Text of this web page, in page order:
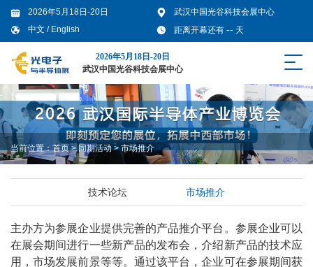
2026年5月18日-20日
武汉中国光谷科技会展中心
中文 / English 距离开幕还有 -- 天
2026年5月18日-20日
武汉中国光谷科技会展中心
当前位置：首页>同期活动>市场推介
技术论坛 市场推介
主办方为参展企业提供完善的产品推介平台。参展企业可以
在展会期间进行一些新产品的发布会，介绍新产品的技术应
用，市场发展前景等等。通过该平台，企业可在参展期间获